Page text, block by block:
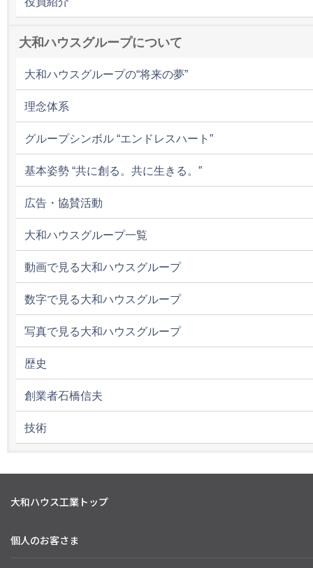
大和ハウスグループについて
大和ハウスグループの“将来の夢”
理念体系
グループシンボル “エンドレスハート”
基本姿勢 “共に創る。共に生きる。”
広告・協賛活動
大和ハウスグループ一覧
動画で見る大和ハウスグループ
数字で見る大和ハウスグループ
写真で見る大和ハウスグループ
歴史
創業者石橋信夫
技術
大和ハウス工業トップ
個人のお客さま